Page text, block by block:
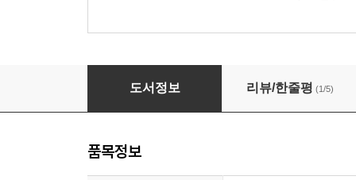
수레바퀴 아래서 미니미니북
도서정보 리뷰/한줄평 (1/5)
품목정보